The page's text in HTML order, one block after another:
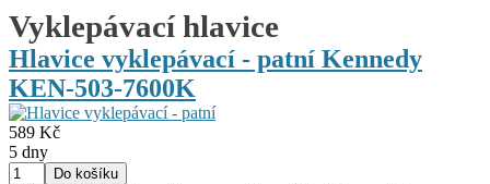
Vyklepávací hlavice
Hlavice vyklepávací - patní Kennedy
KEN-503-7600K
589 Kč
5 dny